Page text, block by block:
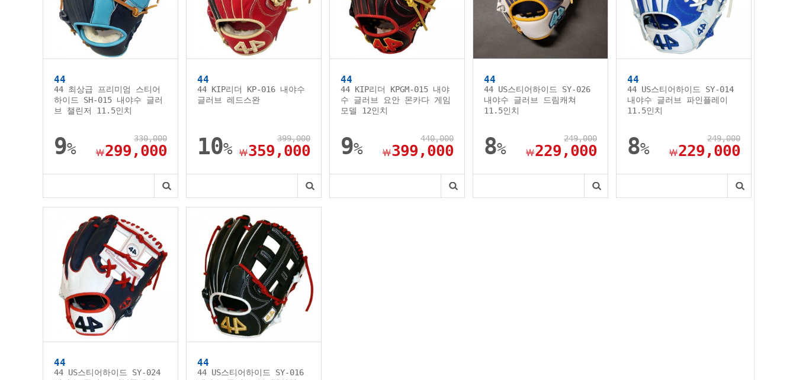
44
44 최상급 프리미엄 스티어
하이드 SH-015 내야수 글러
브 챌린저 11.5인치
9%
330,000
￦299,000
44
44 KIP리더 KP-016 내야수
글러브 레드스완
10%
399,000
￦359,000
44
44 KIP리더 KPGM-015 내야
수 글러브 요안 몬카다 게임
모델 12인치
9%
440,000
￦399,000
44
44 US스티어하이드 SY-026
내야수 글러브 드림캐쳐
11.5인치
8%
249,000
￦229,000
44
44 US스티어하이드 SY-014
내야수 글러브 파인플레이
11.5인치
8%
249,000
￦229,000
44
44 US스티어하이드 SY-024
44
44 US스티어하이드 SY-016